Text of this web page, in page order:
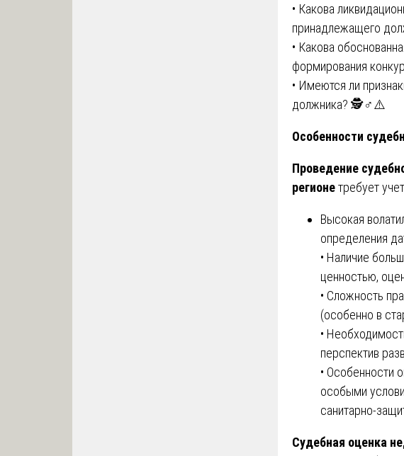
• Какова
принадлежащего
• Какова
формирования
• Имеются ли
должника? 🕵️♂️⚠️
Особенности
Проведение
регионетребует
Высокая
определения
• Наличие
ценностью,
• Сложность
(особенно в
•
перспектив
• Особенности
особыми
санитарно-
Судебная оценка